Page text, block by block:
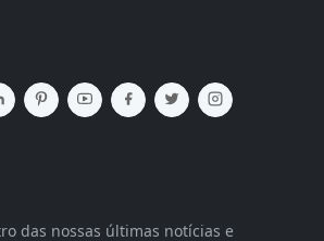
das nossas últimas notícias e